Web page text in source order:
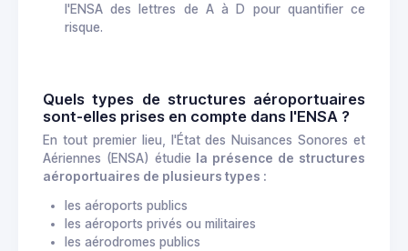
l'ENSA des lettres de A à D pour quantifier ce
risque.
Quels types de structures aéroportuaires
sont-elles prises en compte dans l'ENSA ?
En tout premier lieu, l'État des Nuisances Sonores et
Aériennes (ENSA) étudie la présence de structures
aéroportuaires de plusieurs types :
les aéroports publics
les aéroports privés ou militaires
les aérodromes publics